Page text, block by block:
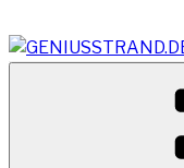
Inhalt
springen
Vom Geniusstrand
Terminal